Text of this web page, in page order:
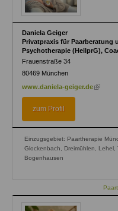
Daniela Geiger
Privatpraxis für Paarberatung
Psychotherapie (HeilprG),
Frauenstraße 34
80469 München
www.daniela-geiger.de (link
zum Profil
Einzugsgebiet: Paartherapie
Glockenbach, Dreimühlen, Lehel,
Bogenhausen